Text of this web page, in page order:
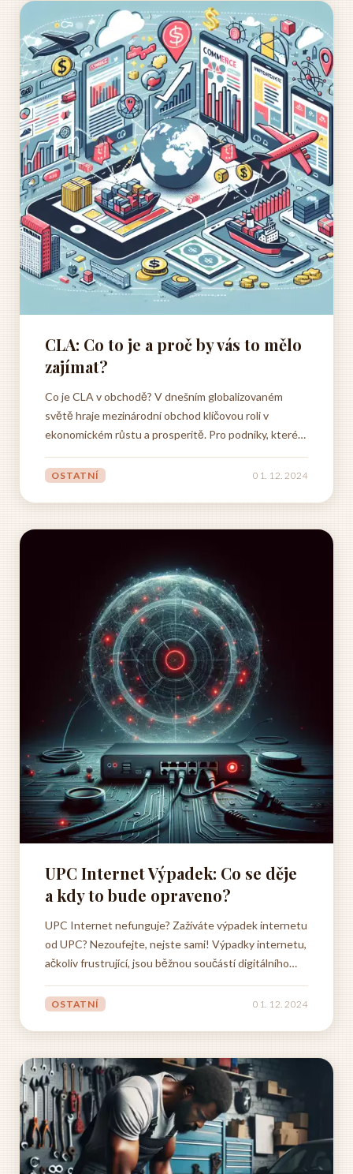
CLA: Co to je a proč by vás to mělo
zajímat?
Co je CLA v obchodě? V dnešním globalizovaném
světě hraje mezinárodní obchod klíčovou roli v
ekonomickém růstu a prosperitě. Pro podniky, které
porozumět klíčovým pojmům, jako je clo. Clo je v
OSTATNÍ 01. 12. 2024
UPC Internet Výpadek: Co se děje
a kdy to bude opraveno?
UPC Internet nefunguje? Zažíváte výpadek internetu
od UPC? Nezoufejte, nejste sami! Výpadky internetu,
ačkoliv frustrující, jsou běžnou součástí digitálního
Využijte tuto neplánovanou pauzu od online světa k
OSTATNÍ 01. 12. 2024